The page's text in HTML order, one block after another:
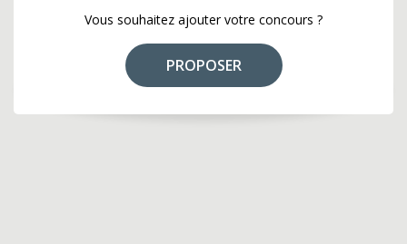
Vous souhaitez ajouter votre concours ?
PROPOSER